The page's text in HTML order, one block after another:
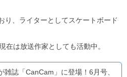
り、ライターとしてスケートボード
在は放送作家としても活動中。
雑誌「CanCam」に登場！6月号、